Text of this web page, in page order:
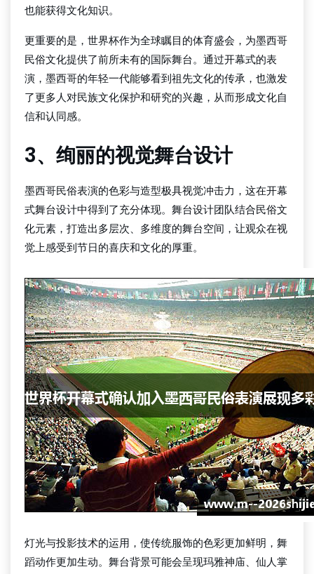
也能获得文化知识。
更重要的是，世界杯作为全球瞩目的体育盛会，为墨西哥
民俗文化提供了前所未有的国际舞台。通过开幕式的表
演，墨西哥的年轻一代能够看到祖先文化的传承，也激发
了更多人对民族文化保护和研究的兴趣，从而形成文化自
信和认同感。
3、绚丽的视觉舞台设计
墨西哥民俗表演的色彩与造型极具视觉冲击力，这在开幕
式舞台设计中得到了充分体现。舞台设计团队结合民俗文
化元素，打造出多层次、多维度的舞台空间，让观众在视
觉上感受到节日的喜庆和文化的厚重。
灯光与投影技术的运用，使传统服饰的色彩更加鲜明，舞
蹈动作更加生动。舞台背景可能会呈现玛雅神庙、仙人掌